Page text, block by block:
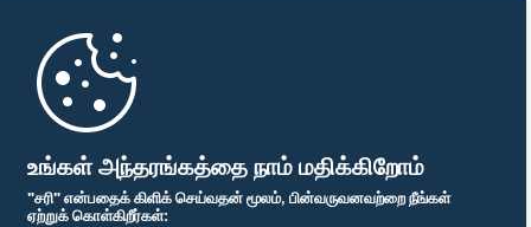
உங்கள் அந்தரங்கத்தை நாம் மதிக்கிறோம்
"சரி" என்பதைக் கிளிக் செய்வதன் மூலம், பின்வருவனவற்றை நீங்கள்
ஏற்றுக் கொள்கிறீர்கள்:
முதற்பக்கம்
பாராளுமன்ற கையடக்க செயலி